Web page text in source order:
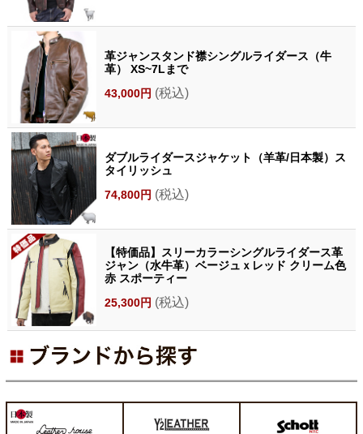
革ジャンスタンド襟シングルライダース（牛
革） XS~7Lまで
43,000円 (税込)
ダブルライダースジャケット（羊革/日本製）ス
タイリッシュ
74,800円 (税込)
【特価品】スリーカラーシングルライダース革
ジャン（水牛革）ベージュｘレッド クリーム色
赤 スポーティー
25,300円 (税込)